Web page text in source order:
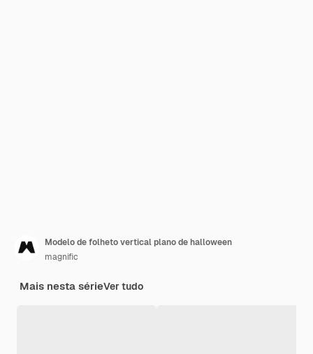
Modelo de folheto vertical plano de halloween
magnific
Mais nesta sérieVer tudo